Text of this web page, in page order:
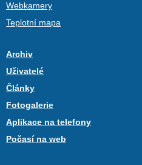
Webkamery
Teplotní mapa
Archiv
Uživatelé
Články
Fotogalerie
Aplikace na telefony
Počasí na web